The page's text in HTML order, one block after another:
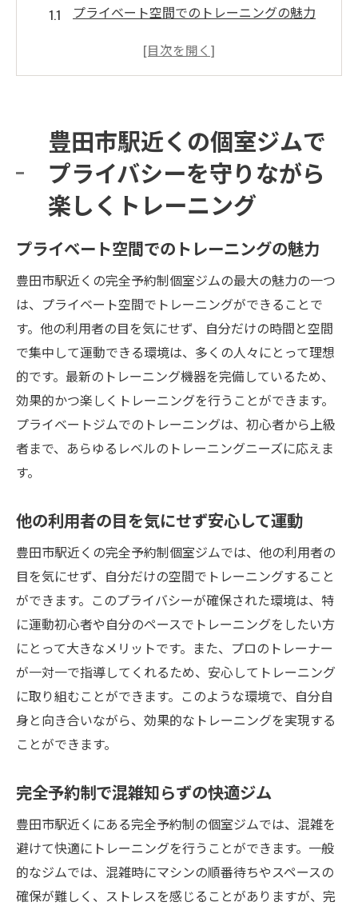
プライベート空間でのトレーニングの魅力
他の利用者の目を気にせず安心して運動
プライバシーを重視したジム選びのポイン
ト
完全予約制で安心豊田市駅の個室ジムの魅力と
は
事前予約でスケジュール調整が容易
無駄な待ち時間ゼロの快適トレーニング
パーソナルトレーニングの充実サポート
予約制だからこそ実現する高い集中力
安全性に配慮した設備と運営
豊田市駅の利便性を生かしたジム利用
完全予約制の個室ジムで豊田市駅から手軽に運
通勤・通学途中に便利なジム利用
予約制だからこそ続けやすい運動習慣
初心者でも安心のサポート体制
豊田市駅近くで手軽に始める健康生活
最新トレーニング機器完備豊田市駅の個室ジム
で効率よく鍛える
最新機器で効率的なトレーニングを実現
技術革新が支えるトレーニング効果
結果を出すための最適な設備
トレーニング効果を最大化するための環境
プロのトレーナーがサポート豊田市駅の個室ジ
ムで目標達成
経験豊富なトレーナーによる個別指導
豊田市駅近くの個室ジムで
プライバシーを守りながら
楽しくトレーニング
プライベート空間でのトレーニングの魅力
豊田市駅近くの完全予約制個室ジムの最大の魅力の一つ
は、プライベート空間でトレーニングができることで
す。他の利用者の目を気にせず、自分だけの時間と空間
で集中して運動できる環境は、多くの人々にとって理想
的です。最新のトレーニング機器を完備しているため、
効果的かつ楽しくトレーニングを行うことができます。
プライベートジムでのトレーニングは、初心者から上級
者まで、あらゆるレベルのトレーニングニーズに応えま
す。
他の利用者の目を気にせず安心して運動
豊田市駅近くの完全予約制個室ジムでは、他の利用者の
目を気にせず、自分だけの空間でトレーニングすること
ができます。このプライバシーが確保された環境は、特
に運動初心者や自分のペースでトレーニングをしたい方
にとって大きなメリットです。また、プロのトレーナー
が一対一で指導してくれるため、安心してトレーニング
に取り組むことができます。このような環境で、自分自
身と向き合いながら、効果的なトレーニングを実現する
ことができます。
完全予約制で混雑知らずの快適ジム
豊田市駅近くにある完全予約制の個室ジムでは、混雑を
避けて快適にトレーニングを行うことができます。一般
的なジムでは、混雑時にマシンの順番待ちやスペースの
確保が難しく、ストレスを感じることがありますが、完